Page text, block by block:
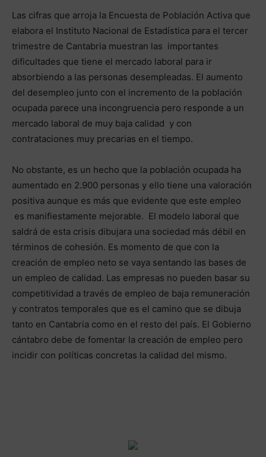
Las cifras que arroja la Encuesta de Población Activa que
elabora el Instituto Nacional de Estadística para el tercer
trimestre de Cantabria muestran las importantes
dificultades que tiene el mercado laboral para ir
absorbiendo a las personas desempleadas. El aumento
del desempleo junto con el incremento de la población
ocupada parece una incongruencia pero responde a un
mercado laboral de muy baja calidad y con
contrataciones muy precarias en el tiempo.
No obstante, es un hecho que la población ocupada ha
aumentado en 2.900 personas y ello tiene una valoración
positiva aunque es más que evidente que este empleo
es manifiestamente mejorable. El modelo laboral que
saldrá de esta crisis dibujara una sociedad más débil en
términos de cohesión. Es momento de que con la
creación de empleo neto se vaya sentando las bases de
un empleo de calidad. Las empresas no pueden basar su
competitividad a través de empleo de baja remuneración
y contratos temporales que es el camino que se dibuja
tanto en Cantabria como en el resto del país. El Gobierno
cántabro debe de fomentar la creación de empleo pero
incidir con políticas concretas la calidad del mismo.